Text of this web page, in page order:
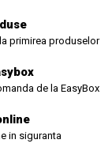
primirea produselor
de la EasyBox
in siguranta